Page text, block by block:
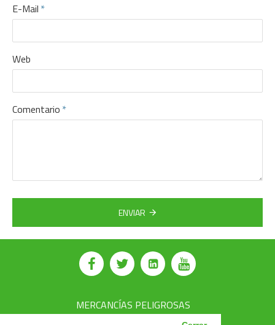
E-Mail
Web
Comentario
ENVIAR
MERCANCÍAS PELIGROSAS